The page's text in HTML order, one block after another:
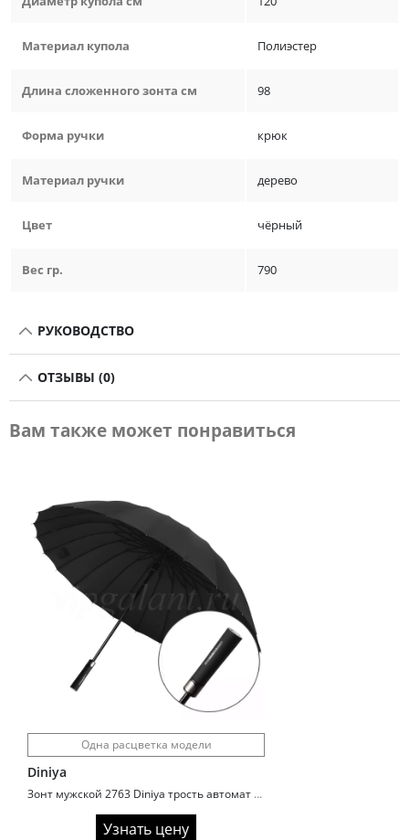
Материал купола Полиэстер
Длина сложенного зонта см 98
Форма ручки крюк
Материал ручки дерево
Цвет чёрный
Вес гр. 790
РУКОВОДСТВО
ОТЗЫВЫ (0)
Вам также может понравиться
Одна расцветка модели
Diniya
Зонт мужской 2763 Diniya трость автомат 24 спицы ручка прямая
Узнать цену